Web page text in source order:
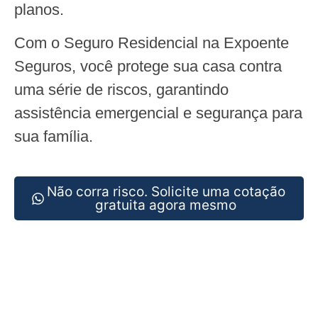
planos.
Com o Seguro Residencial na Expoente
Seguros, você protege sua casa contra
uma série de riscos, garantindo
assistência emergencial e segurança para
sua família.
Não corra risco. Solicite uma cotação
gratuita agora mesmo